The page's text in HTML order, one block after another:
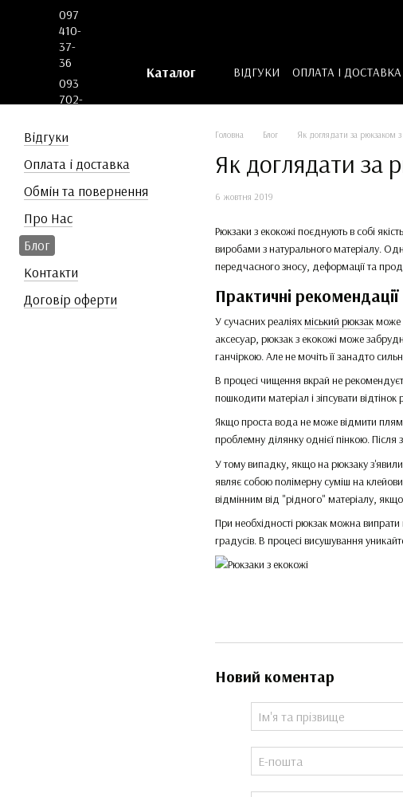
Перейти до основного контенту
097
410-
37-
36
093
702-
62
Каталог ВІДГУКИ ОПЛАТА І ДОСТАВКА
Головна Блог Як доглядати за рюкзаком з
Як доглядати за
6 жовтня 2019
Рюкзаки з екокожі поєднують в собі
виробами з натурального матеріалу.
передчасного зносу, деформації та
Практичні рекомендації
У сучасних реаліяхміський рюкзакможе
аксесуар, рюкзак з екокожі може
ганчіркою. Але не мочіть її занадто
В процесі чищення вкрай не
пошкодити матеріал і зіпсувати відтінок
Якщо проста вода не може відмити
проблемну ділянку однієї пінкою. Після
У тому випадку, якщо на рюкзаку
являє собою полімерну суміш на
відмінним від "рідного" матеріалу,
При необхідності рюкзак можна
градусів. В процесі висушування
Новий коментар
Відгуки
Оплата і доставка
Обмін та повернення
Про Нас
Блог
Контакти
Договір оферти